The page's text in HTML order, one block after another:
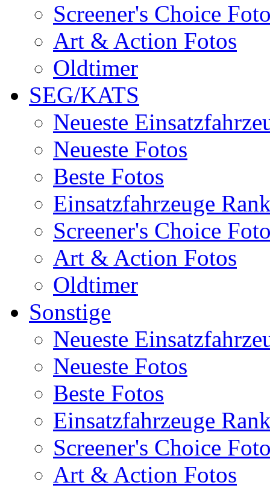
Screener's Choice
Art & Action Fotos
Oldtimer
SEG/KATS
Neueste
Neueste Fotos
Beste Fotos
Einsatzfahrzeuge
Screener's Choice
Art & Action Fotos
Oldtimer
Sonstige
Neueste
Neueste Fotos
Beste Fotos
Einsatzfahrzeuge
Screener's Choice
Art & Action Fotos